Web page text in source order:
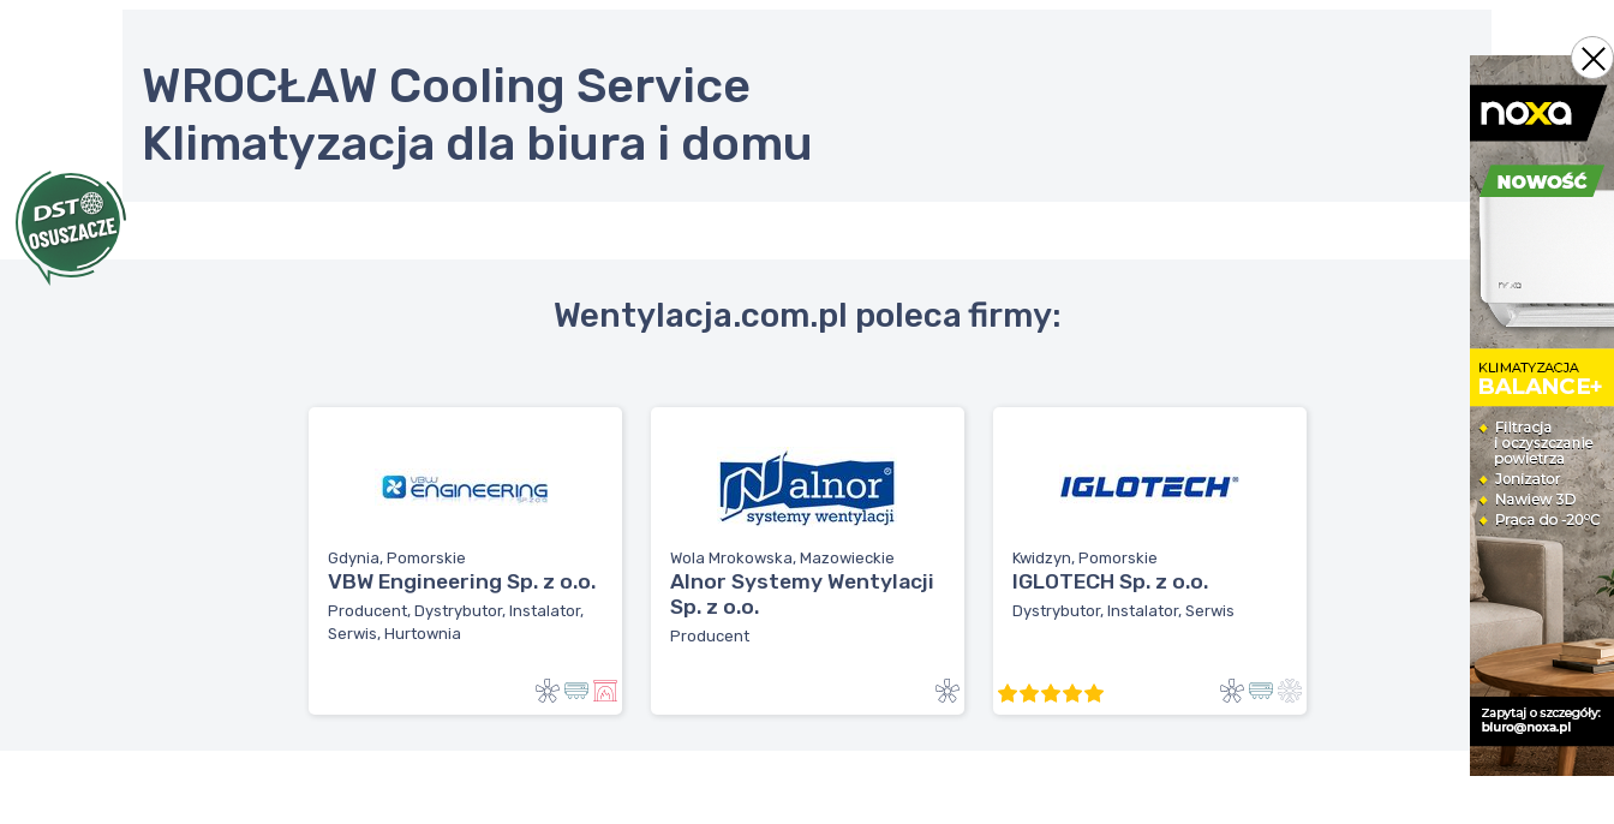
WROCŁAW Cooling Service
Klimatyzacja dla biura i domu
Wentylacja.com.pl poleca firmy:
Gdynia, Pomorskie
VBW Engineering Sp. z o.o.
Producent, Dystrybutor, Instalator,
Serwis, Hurtownia
Wola Mrokowska, Mazowieckie
Alnor Systemy Wentylacji
Sp. z o.o.
Producent
Kwidzyn, Pomorskie
IGLOTECH Sp. z o.o.
Dystrybutor, Instalator, Serwis